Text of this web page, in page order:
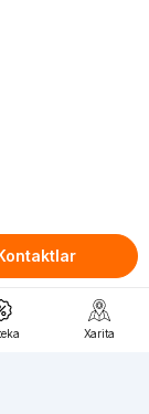
Xarita